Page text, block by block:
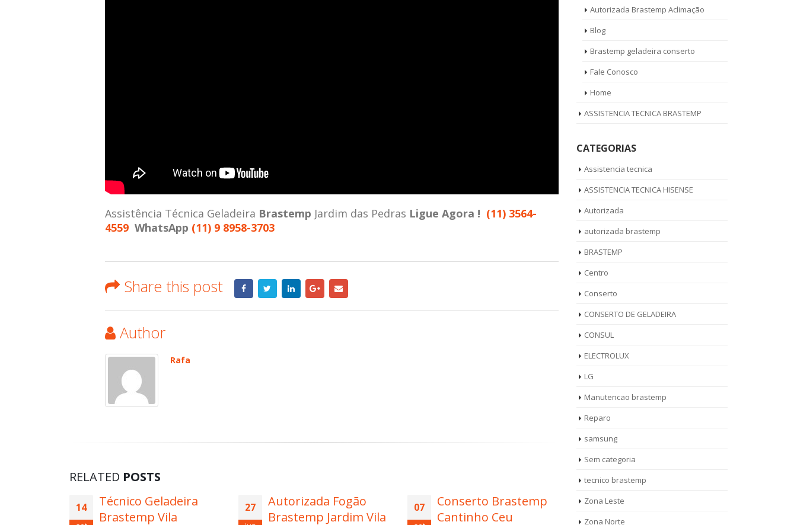
Assistência Técnica Geladeira Brastemp Jardim das Pedras Ligue Agora ! (11) 3564-
4559 WhatsApp (11) 9 8958-3703
Share this post
Author
Rafa
RELATED POSTS
14
Técnico Geladeira
Brastemp Vila
27
Autorizada Fogão
Brastemp Jardim Vila
07
Conserto Brastemp
Cantinho Ceu
13
Reparo Fogão
Brastemp Cidade
Autorizada Brastemp Aclimação
Blog
Brastemp geladeira conserto
Fale Conosco
Home
ASSISTENCIA TECNICA BRASTEMP
CATEGORIAS
Assistencia tecnica
ASSISTENCIA TECNICA HISENSE
Autorizada
autorizada brastemp
BRASTEMP
Centro
Conserto
CONSERTO DE GELADEIRA
CONSUL
ELECTROLUX
LG
Manutencao brastemp
Reparo
samsung
Sem categoria
tecnico brastemp
Zona Leste
Zona Norte